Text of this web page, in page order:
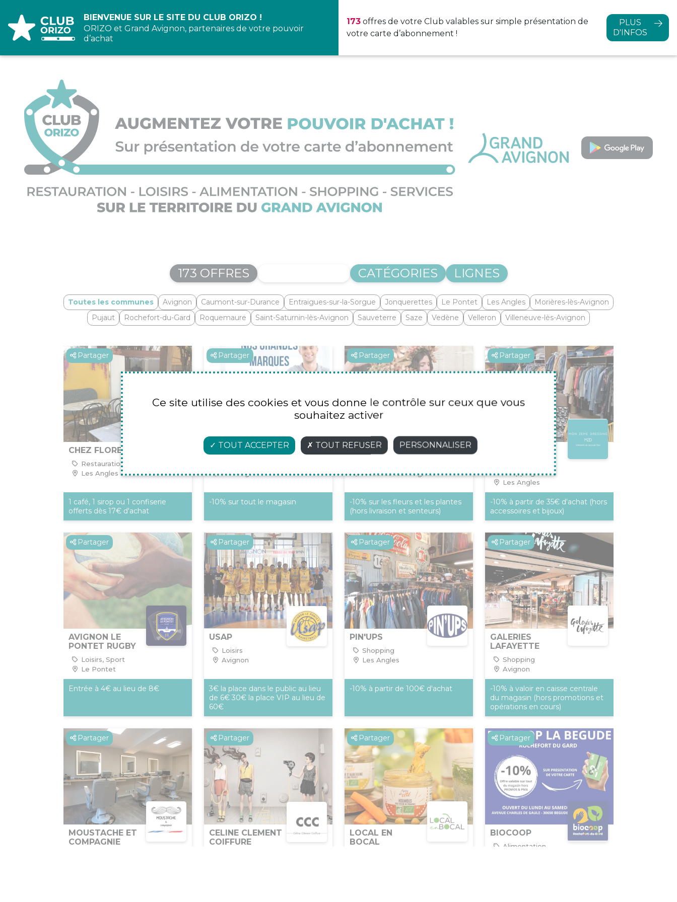
BIENVENUE SUR LE SITE DU CLUB ORIZO !
ORIZO et Grand Avignon, partenaires de votre pouvoir
d’achat
173 offres de votre Club valables sur simple présentation de
votre carte d’abonnement !
PLUS
D'INFOS
PLUS D'INFOS
173 OFFRES CATÉGORIES LIGNES
Toutes les communes Avignon Caumont-sur-Durance Entraigues-sur-la-Sorgue Jonquerettes Le Pontet Les Angles
Morières-lès-Avignon
Pujaut
Rochefort-du-Gard Roquemaure Saint-Saturnin-lès-Avignon Sauveterre Saze Vedène Velleron Villeneuve-lès-Avignon
Partager
CHEZ FLORE
Restauration
Les Angles
1 café, 1 sirop ou 1 confiserie
offerts dès 17€ d'achat
Partager
MAXI LITERIE
Les Angles
-10% sur tout le magasin
Partager
LA VIE EN ROSES
Morières-lès-Avignon
-10% sur les fleurs et les plantes
(hors livraison et senteurs)
Partager
Shopping
Les Angles
-10% à partir de 35€ d'achat (hors
accessoires et bijoux)
Partager
AVIGNON LE
PONTET RUGBY
Loisirs, Sport
Le Pontet
Entrée à 4€ au lieu de 8€
Partager
USAP
Loisirs
Avignon
3€ la place dans le public au lieu
de 6€ 30€ la place VIP au lieu de
60€
Partager
PIN'UPS
Shopping
Les Angles
-10% à partir de 100€ d'achat
Partager
GALERIES
LAFAYETTE
Shopping
Avignon
-10% à valoir en caisse centrale
du magasin (hors promotions et
opérations en cours)
Partager
MOUSTACHE ET
COMPAGNIE
Partager
CELINE CLEMENT
COIFFURE
Partager
LOCAL EN
BOCAL
Partager
BIOCOOP
Alimentation
Ce site utilise des cookies et vous donne le contrôle sur ceux que vous
souhaitez activer
TOUT ACCEPTER TOUT REFUSER PERSONNALISER